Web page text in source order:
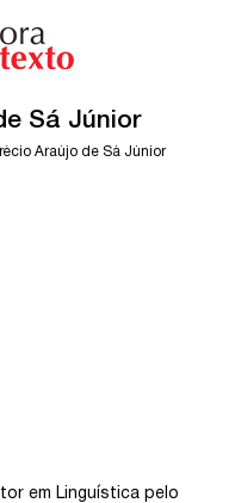
Sá Júnior
Araújo de Sá Júnior
em Linguística pelo